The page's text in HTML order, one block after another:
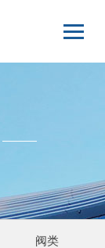
阀类